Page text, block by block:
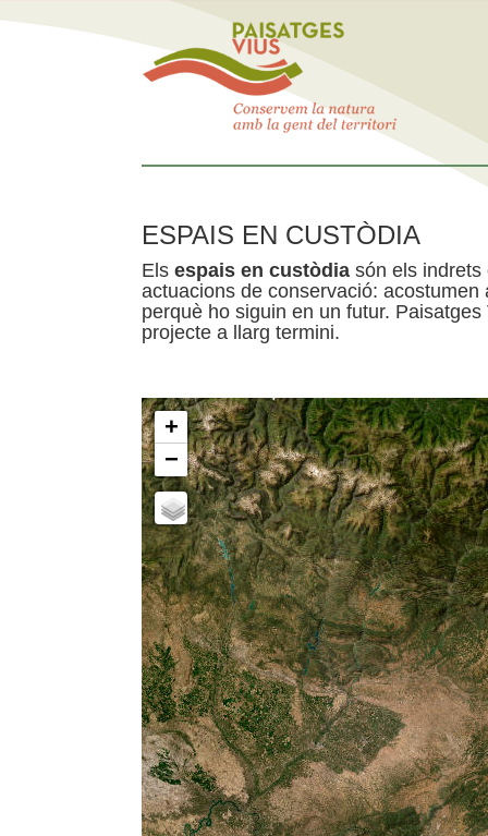
ESPAIS EN CUSTÒDIA
Els espais en custòdia són els indrets
actuacions de conservació:
perquè ho siguin en un futur.
projecte a llarg termini.
+
−